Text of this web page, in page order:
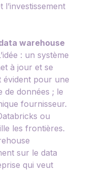
l’investissement
warehouse
: un système
à jour et se
évident pour une
de données ; le
fournisseur.
ou
les frontières.
sur le data
qui veut